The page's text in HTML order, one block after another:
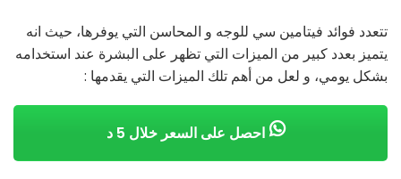
تتعدد فوائد فيتامين سي للوجه و المحاسن التي يوفرها، حيث انه
يتميز بعدد كبير من الميزات التي تظهر على البشرة عند استخدامه
بشكل يومي، و لعل من أهم تلك الميزات التي يقدمها :
احصل على السعر خلال 5 د